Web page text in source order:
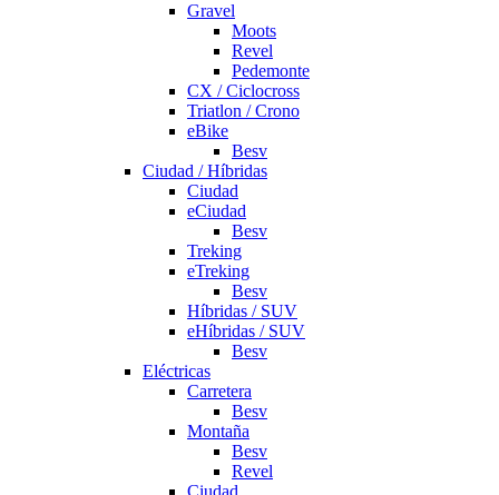
Gravel
Moots
Revel
Pedemonte
CX / Ciclocross
Triatlon / Crono
eBike
Besv
Ciudad / Híbridas
Ciudad
eCiudad
Besv
Treking
eTreking
Besv
Híbridas / SUV
eHíbridas / SUV
Besv
Eléctricas
Carretera
Besv
Montaña
Besv
Revel